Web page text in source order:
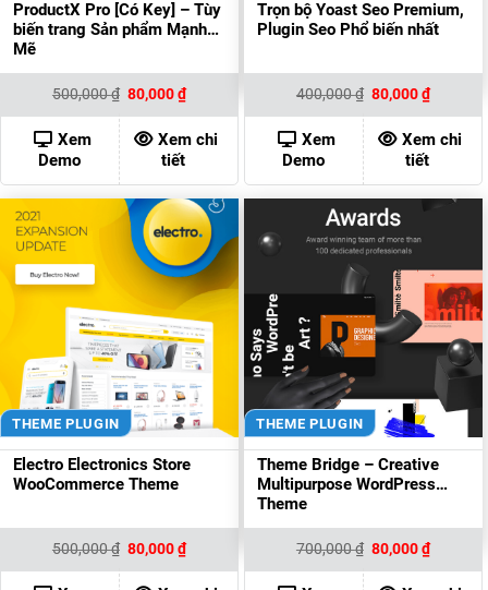
ProductX Pro [Có Key] – Tùy
biến trang Sản phẩm Mạnh
Mẽ
500,000₫ Giá
gốc
là:
500,000 ₫.
80,000₫Giá
hiện
tại
là:
80,000 ₫.
Xem
Demo
Xem chi
tiết
Trọn bộ Yoast Seo Premium,
Plugin Seo Phổ biến nhất
400,000₫ Giá
gốc
là:
400,000 ₫.
80,000₫Giá
hiện
tại
là:
80,000
Xem
Demo
Xem chi
tiết
THEME PLUGIN
Electro Electronics Store
WooCommerce Theme
500,000₫ Giá
gốc
là:
80,000₫Giá
hiện
tại
THEME PLUGIN
Theme Bridge – Creative
Multipurpose WordPress
Theme
700,000₫ Giá
gốc
là:
80,000₫Giá
hiện
tại